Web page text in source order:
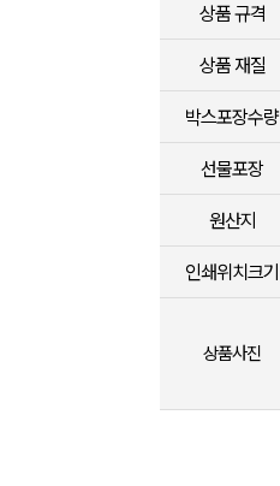
상품 규격
상품 재질
박스포장수량
선물포장
원산지
인쇄위치크기
상품사진